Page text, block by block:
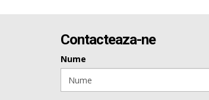
Contacteaza-ne
Nume